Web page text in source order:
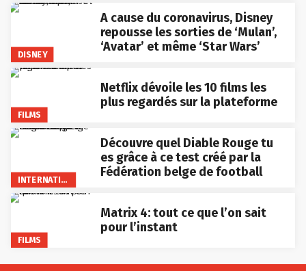
DISNEY
A cause du coronavirus, Disney
repousse les sorties de ‘Mulan’,
‘Avatar’ et même ‘Star Wars’
FILMS
Netflix dévoile les 10 films les
plus regardés sur la plateforme
Découvre quel Diable Rouge tu
es grâce à ce test créé par la
Fédération belge de football
FILMS
Matrix 4: tout ce que l’on sait
pour l’instant